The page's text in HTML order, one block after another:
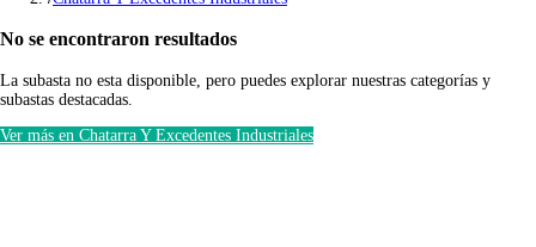
No se encontraron resultados
La subasta no esta disponible, pero puedes explorar nuestras categorías y
subastas destacadas.
Ver más en Chatarra Y Excedentes Industriales